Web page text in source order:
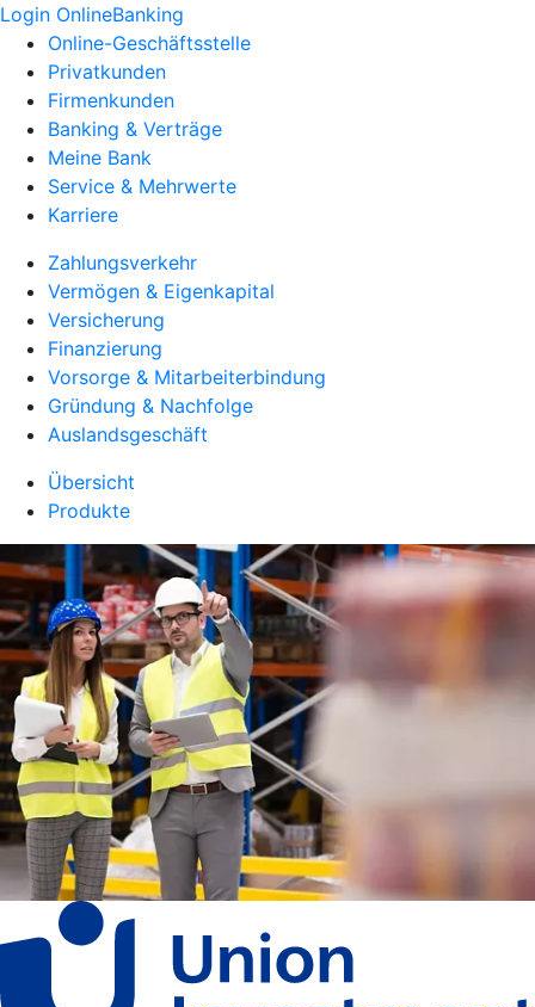
Login OnlineBanking
Online-Geschäftsstelle
Privatkunden
Firmenkunden
Banking & Verträge
Meine Bank
Service & Mehrwerte
Karriere
Zahlungsverkehr
Vermögen & Eigenkapital
Versicherung
Finanzierung
Vorsorge & Mitarbeiterbindung
Gründung & Nachfolge
Auslandsgeschäft
Übersicht
Produkte